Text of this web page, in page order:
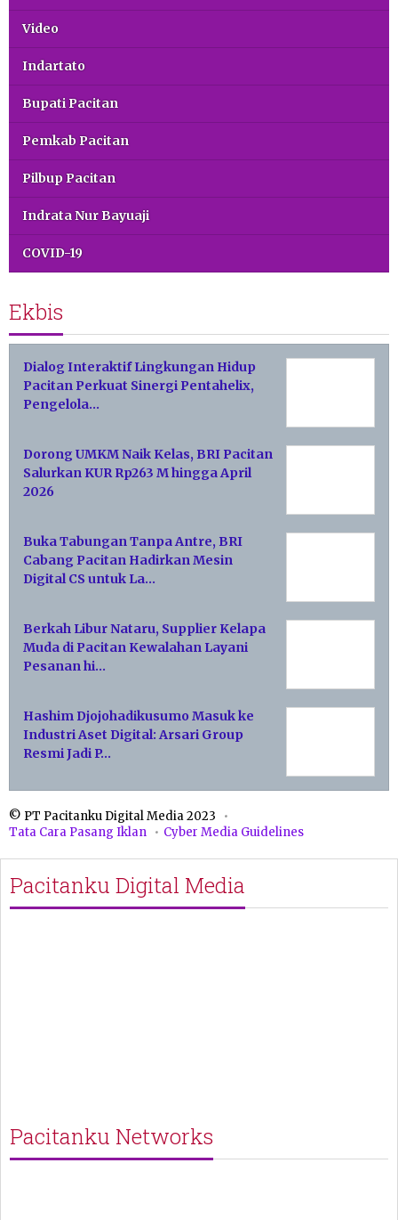
Video
Indartato
Bupati Pacitan
Pemkab Pacitan
Pilbup Pacitan
Indrata Nur Bayuaji
COVID-19
Ekbis
Dialog Interaktif Lingkungan Hidup
Pacitan Perkuat Sinergi Pentahelix,
Pengelola…
Dorong UMKM Naik Kelas, BRI Pacitan
Salurkan KUR Rp263 M hingga April
2026
Buka Tabungan Tanpa Antre, BRI
Cabang Pacitan Hadirkan Mesin
Digital CS untuk La…
Berkah Libur Nataru, Supplier Kelapa
Muda di Pacitan Kewalahan Layani
Pesanan hi…
Hashim Djojohadikusumo Masuk ke
Industri Aset Digital: Arsari Group
Resmi Jadi P…
© PT Pacitanku Digital Media 2023
Tata Cara Pasang Iklan
Cyber Media Guidelines
Pacitanku Digital Media
Pacitanku Networks